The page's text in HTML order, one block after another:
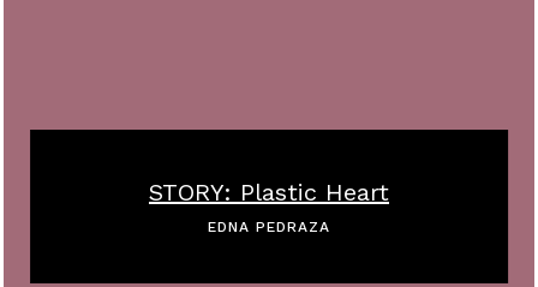
STORY: Plastic Heart
EDNA PEDRAZA